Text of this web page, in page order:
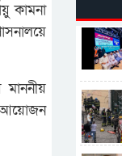
কামনা
আয়োজন